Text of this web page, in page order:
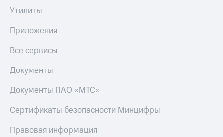
Утилиты
Приложения
Все сервисы
Документы
Документы ПАО «МТС»
Сертификаты безопасности Минцифры
Правовая информация